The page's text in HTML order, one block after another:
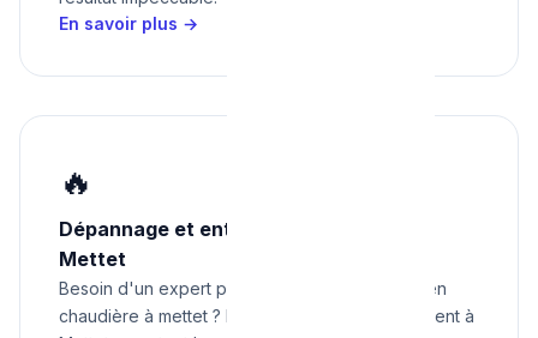
En savoir plus →
🔥
Dépannage et entretien chaudière à
Mettet
Besoin d'un expert pour dépannage et entretien
chaudière à mettet ? Nous intervenons rapidement à